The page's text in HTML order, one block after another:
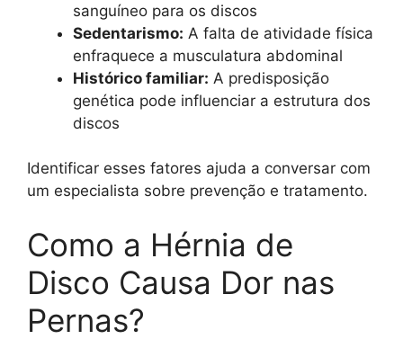
sanguíneo para os discos
Sedentarismo: A falta de atividade física
enfraquece a musculatura abdominal
Histórico familiar: A predisposição
genética pode influenciar a estrutura dos
discos
Identificar esses fatores ajuda a conversar com
um especialista sobre prevenção e tratamento.
Como a Hérnia de
Disco Causa Dor nas
Pernas?